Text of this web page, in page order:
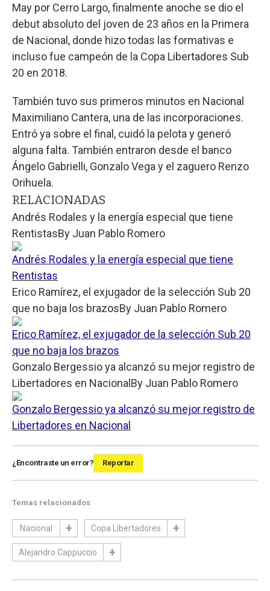
May por Cerro Largo, finalmente anoche se dio el
debut absoluto del joven de 23 años en la Primera
de Nacional, donde hizo todas las formativas e
incluso fue campeón de la Copa Libertadores Sub
20 en 2018.
También tuvo sus primeros minutos en Nacional
Maximiliano Cantera, una de las incorporaciones.
Entró ya sobre el final, cuidó la pelota y generó
alguna falta. También entraron desde el banco
Ángelo Gabrielli, Gonzalo Vega y el zaguero Renzo
Orihuela.
RELACIONADAS
Andrés Rodales y la energía especial que tiene
RentistasBy Juan Pablo Romero
Andrés Rodales y la energía especial que tiene
Rentistas
Erico Ramírez, el exjugador de la selección Sub 20
que no baja los brazosBy Juan Pablo Romero
Erico Ramírez, el exjugador de la selección Sub 20
que no baja los brazos
Gonzalo Bergessio ya alcanzó su mejor registro de
Libertadores en Nacional By Juan Pablo Romero
Gonzalo Bergessio ya alcanzó su mejor registro de
Libertadores en Nacional
¿Encontraste un error? Reportar
Temas relacionados
Nacional Copa Libertadores
Alejandro Cappuccio